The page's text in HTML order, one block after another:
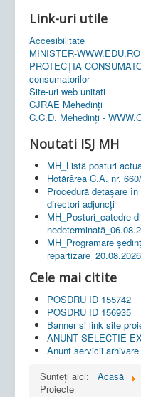
Link-uri utile
Accesibilitate
MINISTER-WWW.EDU.RO
PROTECȚIA
consumatorilor
Site-uri web unitati
CJRAE Mehedinți
C.C.D. Mehedinţi -
Noutati ISJ MH
MH_Listă posturi
Hotărârea C.A. nr.
Procedură detașare
directori adjuncți
MH_Posturi_catedre
MH_Programare
Cele mai citite
POSDRU ID 155742
POSDRU ID 156935
Banner si link site
ANUNT SELECTIE
Anunt servicii arhivare
Sunteți aici:
Acasă
Proiecte